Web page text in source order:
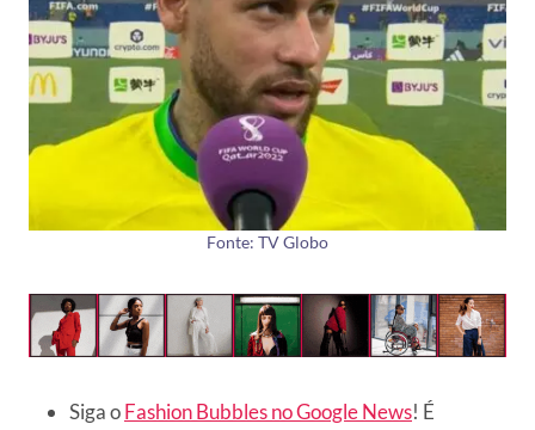
Fonte: TV Globo
Siga oFashion Bubbles no Google News! É